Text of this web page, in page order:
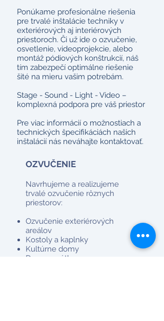
Ponúkame profesionálne riešenia
pre trvalé inštalácie techniky v
exteriérových aj interiérových
priestoroch. Či už ide o ozvučenie,
osvetlenie, videoprojekcie, alebo
montáž pódiových konštrukcií, náš
tím zabezpečí optimálne riešenie
šité na mieru vašim potrebám.
Stage - Sound - Light - Video –
komplexná podpora pre váš priestor
Pre viac informácií o možnostiach a
technických špecifikáciách našich
inštalácií nás neváhajte kontaktovať.
OZVUČENIE
Navrhujeme a realizujeme
trvalé ozvučenie rôznych
priestorov:
Ozvučenie exteriérových
areálov
Kostoly a kaplnky
Kultúrne domy
Domy smútku